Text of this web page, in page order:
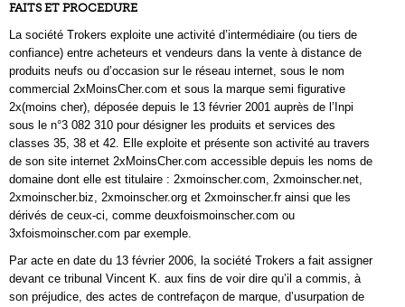
FAITS ET PROCEDURE
La société Trokers exploite une activité d’intermédiaire (ou tiers de
confiance) entre acheteurs et vendeurs dans la vente à distance de
produits neufs ou d’occasion sur le réseau internet, sous le nom
commercial 2xMoinsCher.com et sous la marque semi figurative
2x(moins cher), déposée depuis le 13 février 2001 auprès de l’Inpi
sous le n°3 082 310 pour désigner les produits et services des
classes 35, 38 et 42. Elle exploite et présente son activité au travers
de son site internet 2xMoinsCher.com accessible depuis les noms de
domaine dont elle est titulaire : 2xmoinscher.com, 2xmoinscher.net,
2xmoinscher.biz, 2xmoinscher.org et 2xmoinscher.fr ainsi que les
dérivés de ceux-ci, comme deuxfoismoinscher.com ou
3xfoismoinscher.com par exemple.
Par acte en date du 13 février 2006, la société Trokers a fait assigner
devant ce tribunal Vincent K. aux fins de voir dire qu’il a commis, à
son préjudice, des actes de contrefaçon de marque, d’usurpation de